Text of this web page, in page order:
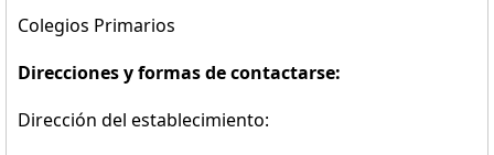
Colegios Primarios
Direcciones y formas de contactarse:
Dirección del establecimiento: